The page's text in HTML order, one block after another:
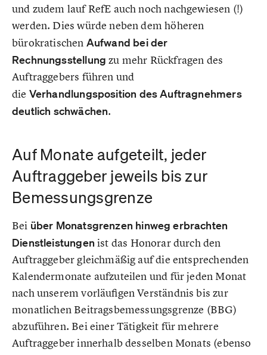
und zudem lauf RefE auch noch nachgewiesen (!)
werden. Dies würde neben dem höheren
bürokratischen Aufwand bei der
Rechnungsstellung zu mehr Rückfragen des
Auftraggebers führen und
die Verhandlungsposition des Auftragnehmers
deutlich schwächen.
Auf Monate aufgeteilt, jeder
Auftraggeber jeweils bis zur
Bemessungsgrenze
Bei über Monatsgrenzen hinweg erbrachten
Dienstleistungen ist das Honorar durch den
Auftraggeber gleichmäßig auf die entsprechenden
Kalendermonate aufzuteilen und für jeden Monat
nach unserem vorläufigen Verständnis bis zur
monatlichen Beitragsbemessungsgrenze (BBG)
abzuführen. Bei einer Tätigkeit für mehrere
Auftraggeber innerhalb desselben Monats (ebenso